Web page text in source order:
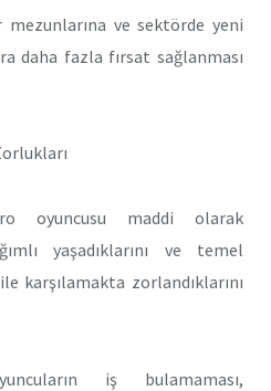
mezunlarına ve sektörde yeni
daha fazla fırsat sağlanması
oyuncusu maddi olarak
yaşadıklarını ve temel
karşılamakta zorlandıklarını
iş bulamaması,